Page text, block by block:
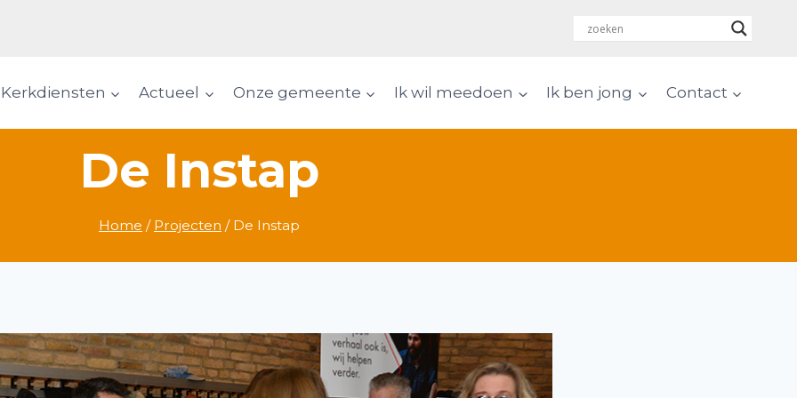
Kerkdiensten Actueel Onze gemeente Ik wil meedoen Ik ben jong Contact
De Instap
Home / Projecten / De Instap